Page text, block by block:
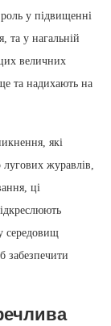
у підвищенні
та у нагальній
величних
та надихають на
які
лугових журавлів,
ці
середовищ
забезпечити